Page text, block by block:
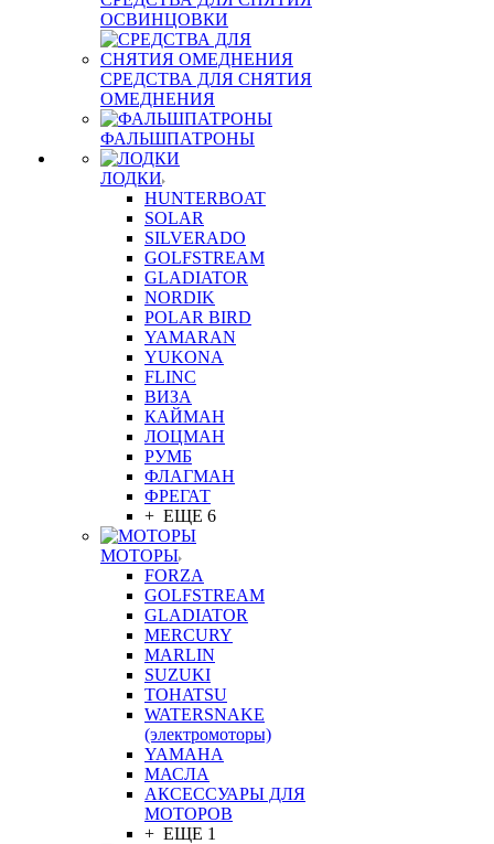
ОСВИНЦОВКИ
СРЕДСТВА ДЛЯ СНЯТИЯ
ОМЕДНЕНИЯ
ФАЛЬШПАТРОНЫ
ЛОДКИ
HUNTERBOAT
SOLAR
SILVERADO
GOLFSTREAM
GLADIATOR
NORDIK
POLAR BIRD
YAMARAN
YUKONA
FLINC
ВИЗА
КАЙМАН
ЛОЦМАН
РУМБ
ФЛАГМАН
ФРЕГАТ
+ ЕЩЕ 6
МОТОРЫ
FORZA
GOLFSTREAM
GLADIATOR
MERCURY
MARLIN
SUZUKI
TOHATSU
WATERSNAKE
(электромоторы)
YAMAHA
МАСЛА
АКСЕССУАРЫ ДЛЯ
МОТОРОВ
+ ЕЩЕ 1